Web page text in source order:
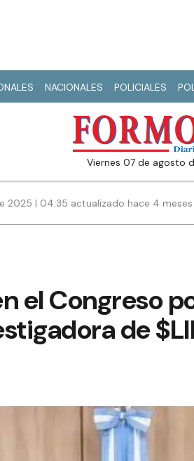
NACIONALES POLICIALES
viernes 07 de agosto
2025 | 04:35 actualizado hace 4 meses
el Congreso
de